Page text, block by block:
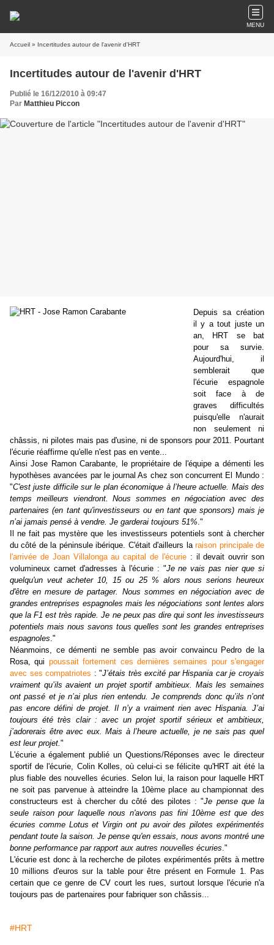
MENU
Accueil » Incertitudes autour de l'avenir d'HRT
Incertitudes autour de l'avenir d'HRT
Publié le 16/12/2010 à 09:47
Par Matthieu Piccon
Depuis sa création
il y a tout juste un
an, HRT se bat
pour sa survie.
Aujourd'hui, il
semblerait que
l'écurie espagnole
soit face à de
graves difficultés
puisqu'elle n'aurait
non seulement ni
châssis, ni pilotes mais pas d'usine, ni de sponsors pour 2011. Pourtant
l'écurie réaffirme qu'elle n'est pas en vente...
Ainsi Jose Ramon Carabante, le propriétaire de l'équipe a démenti les
hypothèses avancées par le journal As chez son concurrent El Mundo :
"C'est juste difficile sur le plan économique à l’heure actuelle. Mais des
temps meilleurs viendront. Nous sommes en négociation avec des
partenaires (en tant qu'investisseurs ou en tant que sponsors) mais je
n’ai jamais pensé à vendre. Je garderai toujours 51%."
Il ne fait pas mystère que les investisseurs potentiels sont à chercher
du côté de la péninsule ibérique. C'était d'ailleurs laraison principale de
l'arrivée de Joan Villalonga au capital de l'écurie: il devait ouvrir son
volumineux carnet d'adresses à l'écurie : "Je ne vais pas nier que si
quelqu'un veut acheter 10, 15 ou 25 % alors nous serions heureux
d'être en mesure de partager. Nous sommes en négociation avec de
grandes entreprises espagnoles mais les négociations sont lentes alors
que la F1 est très rapide. Je ne peux pas dire qui sont les investisseurs
potentiels mais nous savons tous quelles sont les grandes entreprises
espagnoles."
Néanmoins, ce démenti ne semble pas avoir convaincu Pedro de la
Rosa, qui poussait fortement ces dernières semaines pour s'engager
avec ses compatriotes : "J’étais très excité par Hispania car je croyais
vraiment qu’ils avaient un projet sportif ambitieux. Mais les semaines
ont passé et je n’ai plus rien entendu. Je comprends donc qu’ils n’ont
pas encore défini de projet. Il n’y a vraiment rien avec Hispania. J’ai
toujours été très clair : avec un projet sportif sérieux et ambitieux,
j’adorerais être avec eux. Mais à l’heure actuelle, je ne sais pas quel
est leur projet."
L'écurie a également publié un Questions/Réponses avec le directeur
sportif de l'écurie, Colin Kolles, où celui-ci se félicite qu'HRT ait été la
plus fiable des nouvelles écuries. Selon lui, la raison pour laquelle HRT
ne soit pas parvenue à atteindre la 10ème place au championnat des
constructeurs est à chercher du côté des pilotes : "Je pense que la
seule raison pour laquelle nous n'avons pas fini 10ème est que des
écuries comme Lotus et Virgin ont pu avoir des pilotes expérimentés
pendant toute la saison. Je pense qu'en essais, nous avons montré une
bonne performance par rapport aux autres nouvelles écuries."
L'écurie est donc à la recherche de pilotes expérimentés prêts à mettre
10 millions d'euros sur la table pour être présent en Formule 1. Pas
certain que ce genre de CV court les rues, surtout lorsque l'écurie n'a
toujours pas de partenaires pour fabriquer son châssis...
#HRT